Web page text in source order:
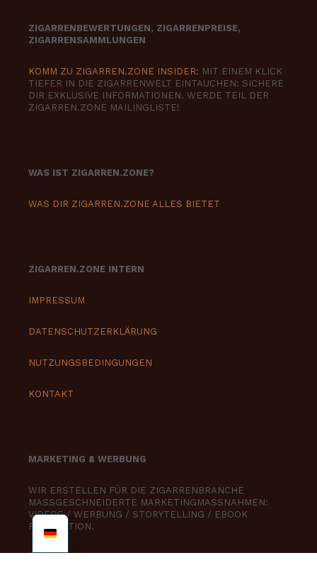
ZIGARRENBEWERTUNGEN, ZIGARRENPREISE,
ZIGARRENSAMMLUNGEN
KOMM ZU ZIGARREN.ZONE INSIDER: MIT EINEM KLICK
TIEFER IN DIE ZIGARRENWELT EINTAUCHEN: SICHERE
DIR EXKLUSIVE INFORMATIONEN. WERDE TEIL DER
ZIGARREN.ZONE MAILINGLISTE!
WAS IST ZIGARREN.ZONE?
WAS DIR ZIGARREN.ZONE ALLES BIETET
ZIGARREN.ZONE INTERN
IMPRESSUM
DATENSCHUTZERKLÄRUNG
NUTZUNGSBEDINGUNGEN
KONTAKT
MARKETING & WERBUNG
WIR ERSTELLEN FÜR DIE ZIGARRENBRANCHE
MASSGESCHNEIDERTE MARKETINGMASSNAHMEN:
VIDEOS / WERBUNG / STORYTELLING / EBOOK
PRODUKTION.